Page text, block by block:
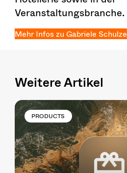
Veranstaltungsbranche.
Mehr Infos zu Gabriele Schulze
Weitere Artikel
PRODUCTS